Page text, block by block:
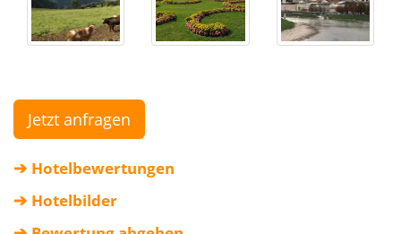
Jetzt anfragen
➔ Hotelbewertungen
➔ Hotelbilder